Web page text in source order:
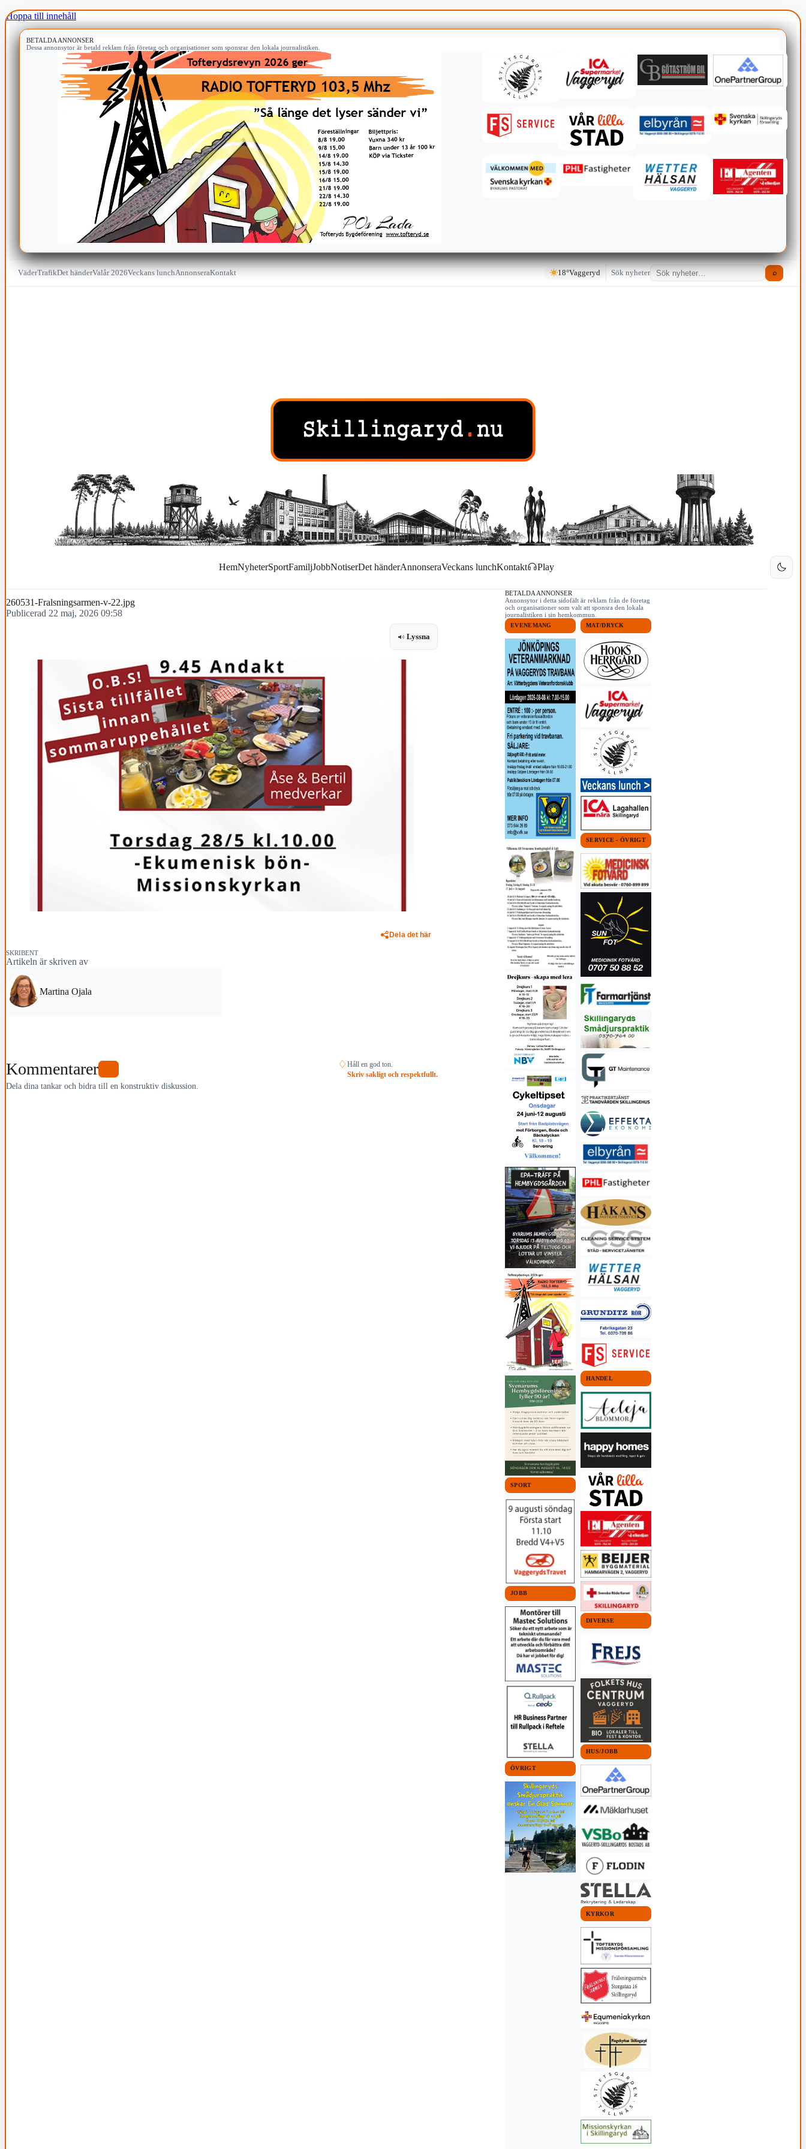
Hoppa till innehåll
BETALDA ANNONSER
Dessa annonsytor är betald reklam från företag och organisationer som sponsrar den lokala journalistiken.
VäderTrafikDet händerValår 2026Veckans lunchAnnonseraKontakt 18°Vaggeryd Sök nyheter ⌕
HemNyheterSportFamiljJobbNotiserDet händerAnnonseraVeckans lunchKontakt Play
260531-Fralsningsarmen-v-22.jpg
Publicerad 22 maj, 2026 09:58
Lyssna
Dela det här
SKRIBENT
Artikeln är skriven av
Martina Ojala
Kommentarer
Dela dina tankar och bidra till en konstruktiv diskussion.
♢ Håll en god ton.
Skriv sakligt och respektfullt.
BETALDA ANNONSER
Annonsytor i detta sidofält är reklam från de företag
och organisationer som valt att sponsra den lokala
journalistiken i sin hemkommun.
EVENEMANG
SPORT
JOBB
ÖVRIGT
MAT/DRYCK
SERVICE - ÖVRIGT
HANDEL
DIVERSE
HUS/JOBB
KYRKOR